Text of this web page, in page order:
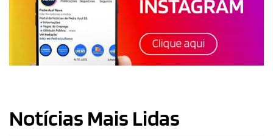
Notícias Mais Lidas